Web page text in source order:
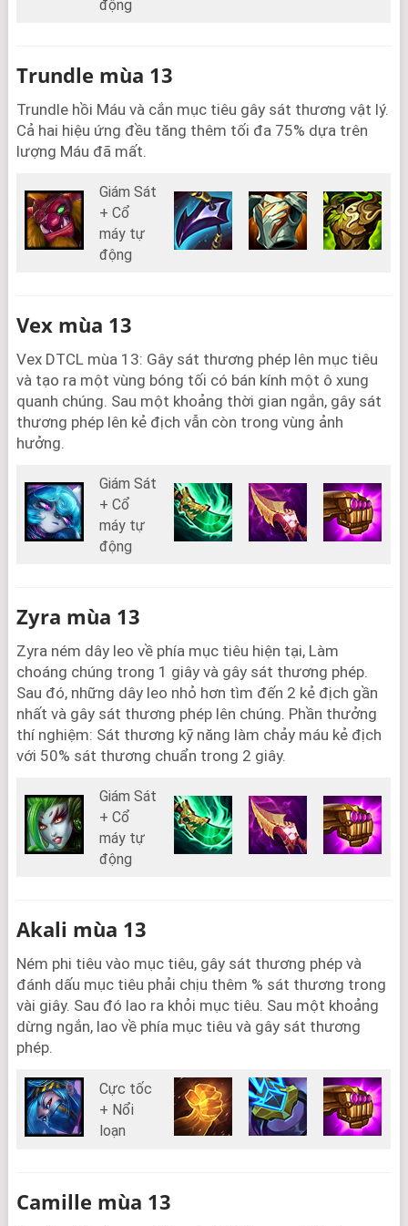
động
Trundle mùa 13
Trundle hồi Máu và cắn mục tiêu gây sát thương vật lý.
Cả hai hiệu ứng đều tăng thêm tối đa 75% dựa trên
lượng Máu đã mất.
Giám Sát
+ Cổ
máy tự
động
Vex mùa 13
Vex DTCL mùa 13: Gây sát thương phép lên mục tiêu
và tạo ra một vùng bóng tối có bán kính một ô xung
quanh chúng. Sau một khoảng thời gian ngắn, gây sát
thương phép lên kẻ địch vẫn còn trong vùng ảnh
hưởng.
Giám Sát
+ Cổ
máy tự
động
Zyra mùa 13
Zyra ném dây leo về phía mục tiêu hiện tại, Làm
choáng chúng trong 1 giây và gây sát thương phép.
Sau đó, những dây leo nhỏ hơn tìm đến 2 kẻ địch gần
nhất và gây sát thương phép lên chúng. Phần thưởng
thí nghiệm: Sát thương kỹ năng làm chảy máu kẻ địch
với 50% sát thương chuẩn trong 2 giây.
Giám Sát
+ Cổ
máy tự
động
Akali mùa 13
Ném phi tiêu vào mục tiêu, gây sát thương phép và
đánh dấu mục tiêu phải chịu thêm % sát thương trong
vài giây. Sau đó lao ra khỏi mục tiêu. Sau một khoảng
dừng ngắn, lao về phía mục tiêu và gây sát thương
phép.
Cực tốc
+ Nổi
loạn
Camille mùa 13